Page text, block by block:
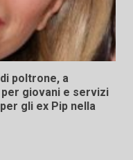
poltrone, a
giovani e servizi
gli ex Pip nella